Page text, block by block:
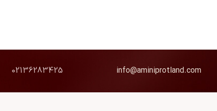
info@aminiprotland.com
02136283425